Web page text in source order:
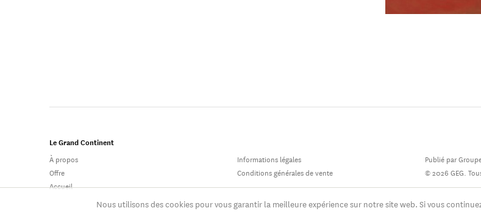
Le Grand Continent
À propos
Offre
Accueil
Informations légales
Conditions générales de vente
Publié par
© 2026 GEG.
Nous utilisons des cookies pour vous garantir la meilleure expérience sur notre site web. Si vous